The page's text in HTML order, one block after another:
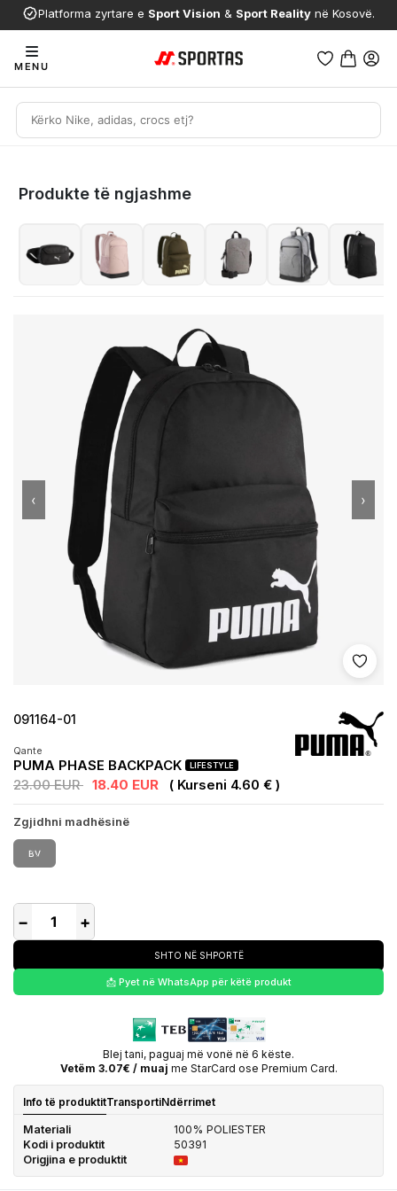
Platforma zyrtare e Sport Vision & Sport Reality në Kosovë.
MENU
Produkte të ngjashme
Shto
‹ ›
091164-01
Qante
PUMA PHASE BACKPACK LIFESTYLE
23.00 EUR 18.40 EUR ( Kurseni 4.60 € )
Zgjidhni madhësinë
BV
− +
SHTO NË SHPORTË
📩 Pyet në WhatsApp për këtë produkt
Blej tani, paguaj më vonë në 6 këste.
Vetëm 3.07€ / muaj me StarCard ose Premium Card.
Info të produktitTransportiNdërrimet
Materiali
100% POLIESTER
Kodi i produktit
50391
Origjina e produktit